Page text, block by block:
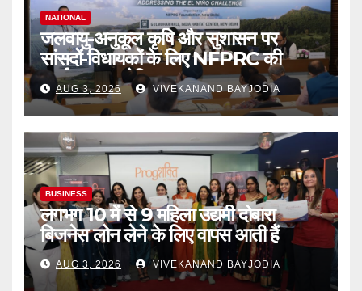
NATIONAL
जलवायु-अनुकूल कृषि और सुशासन पर
सांसदों-विधायकों के लिए NFPRC की
कार्यशाला आयोजित
AUG 3, 2026 VIVEKANAND BAYJODIA
BUSINESS
लगभग 10 में से 9 महिला उद्यमी दोबारा
बिजनेस लोन लेने के लिए वापस आती हैं
AUG 3, 2026 VIVEKANAND BAYJODIA